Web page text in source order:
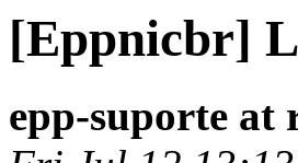
[Eppnicbr]
epp-suporte at